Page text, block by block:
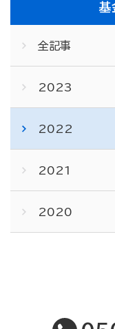
基
全記事
2023
2022
2021
2020